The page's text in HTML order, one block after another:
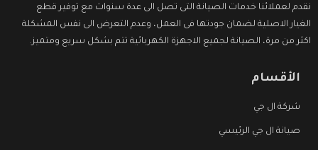
نقدم لعملائنا خدمات الصيانة التى تصل الى عدة سنوات مع توفير قطع
الغيار الاصلية لضمان جودتها فى العمل، وعدم التعرض الى نفس المشكلة
اكثر من مرة، الصيانة لجميع الاجهزة الكهربائية تتم بشكل سريع ومتميز.
الأقسام
شركة ال جي
صيانة ال جي الرئيسي